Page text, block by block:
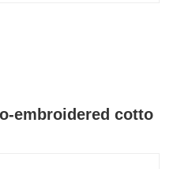
embroidered cotto